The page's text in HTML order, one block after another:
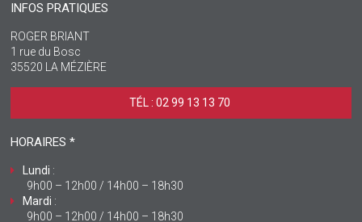
INFOS PRATIQUES
ROGER BRIANT
1 rue du Bosc
35520 LA MÉZIÈRE
TÉL : 02 99 13 13 70 ‎
HORAIRES *
Lundi :
9h00 – 12h00 / 14h00 – 18h30
Mardi :
9h00 – 12h00 / 14h00 – 18h30